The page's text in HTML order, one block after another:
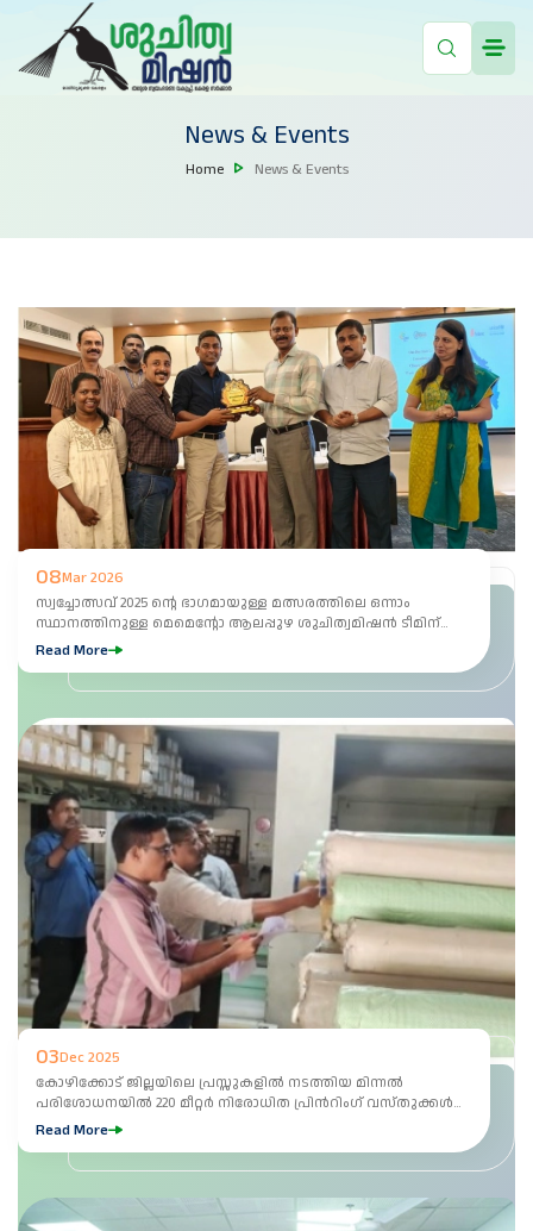
News & Events
Home News & Events
08Mar 2026
സ്വച്ചോത്സവ് 2025 ന്റെ ഭാഗമായുള്ള മത്സരത്തിലെ ഒന്നാം
സ്ഥാനത്തിനുള്ള മെമെന്റോ ആലപ്പുഴ ശുചിത്വമിഷൻ ടീമിന്
എക്സിക്യൂട്ടീവ് ഡയറക്ടർ ഡോ. ബിനു ഫ്രാൻസിസ് കൈമാറുന്നു.
Read More
03Dec 2025
കോഴിക്കോട് ജില്ലയിലെ പ്രസ്സുകളിൽ നടത്തിയ മിന്നൽ
പരിശോധനയിൽ 220 മീറ്റർ നിരോധിത പ്രിൻറിംഗ് വസ്തുക്കൾ
പിടിച്ചെടുക്കുന്നു.
Read More